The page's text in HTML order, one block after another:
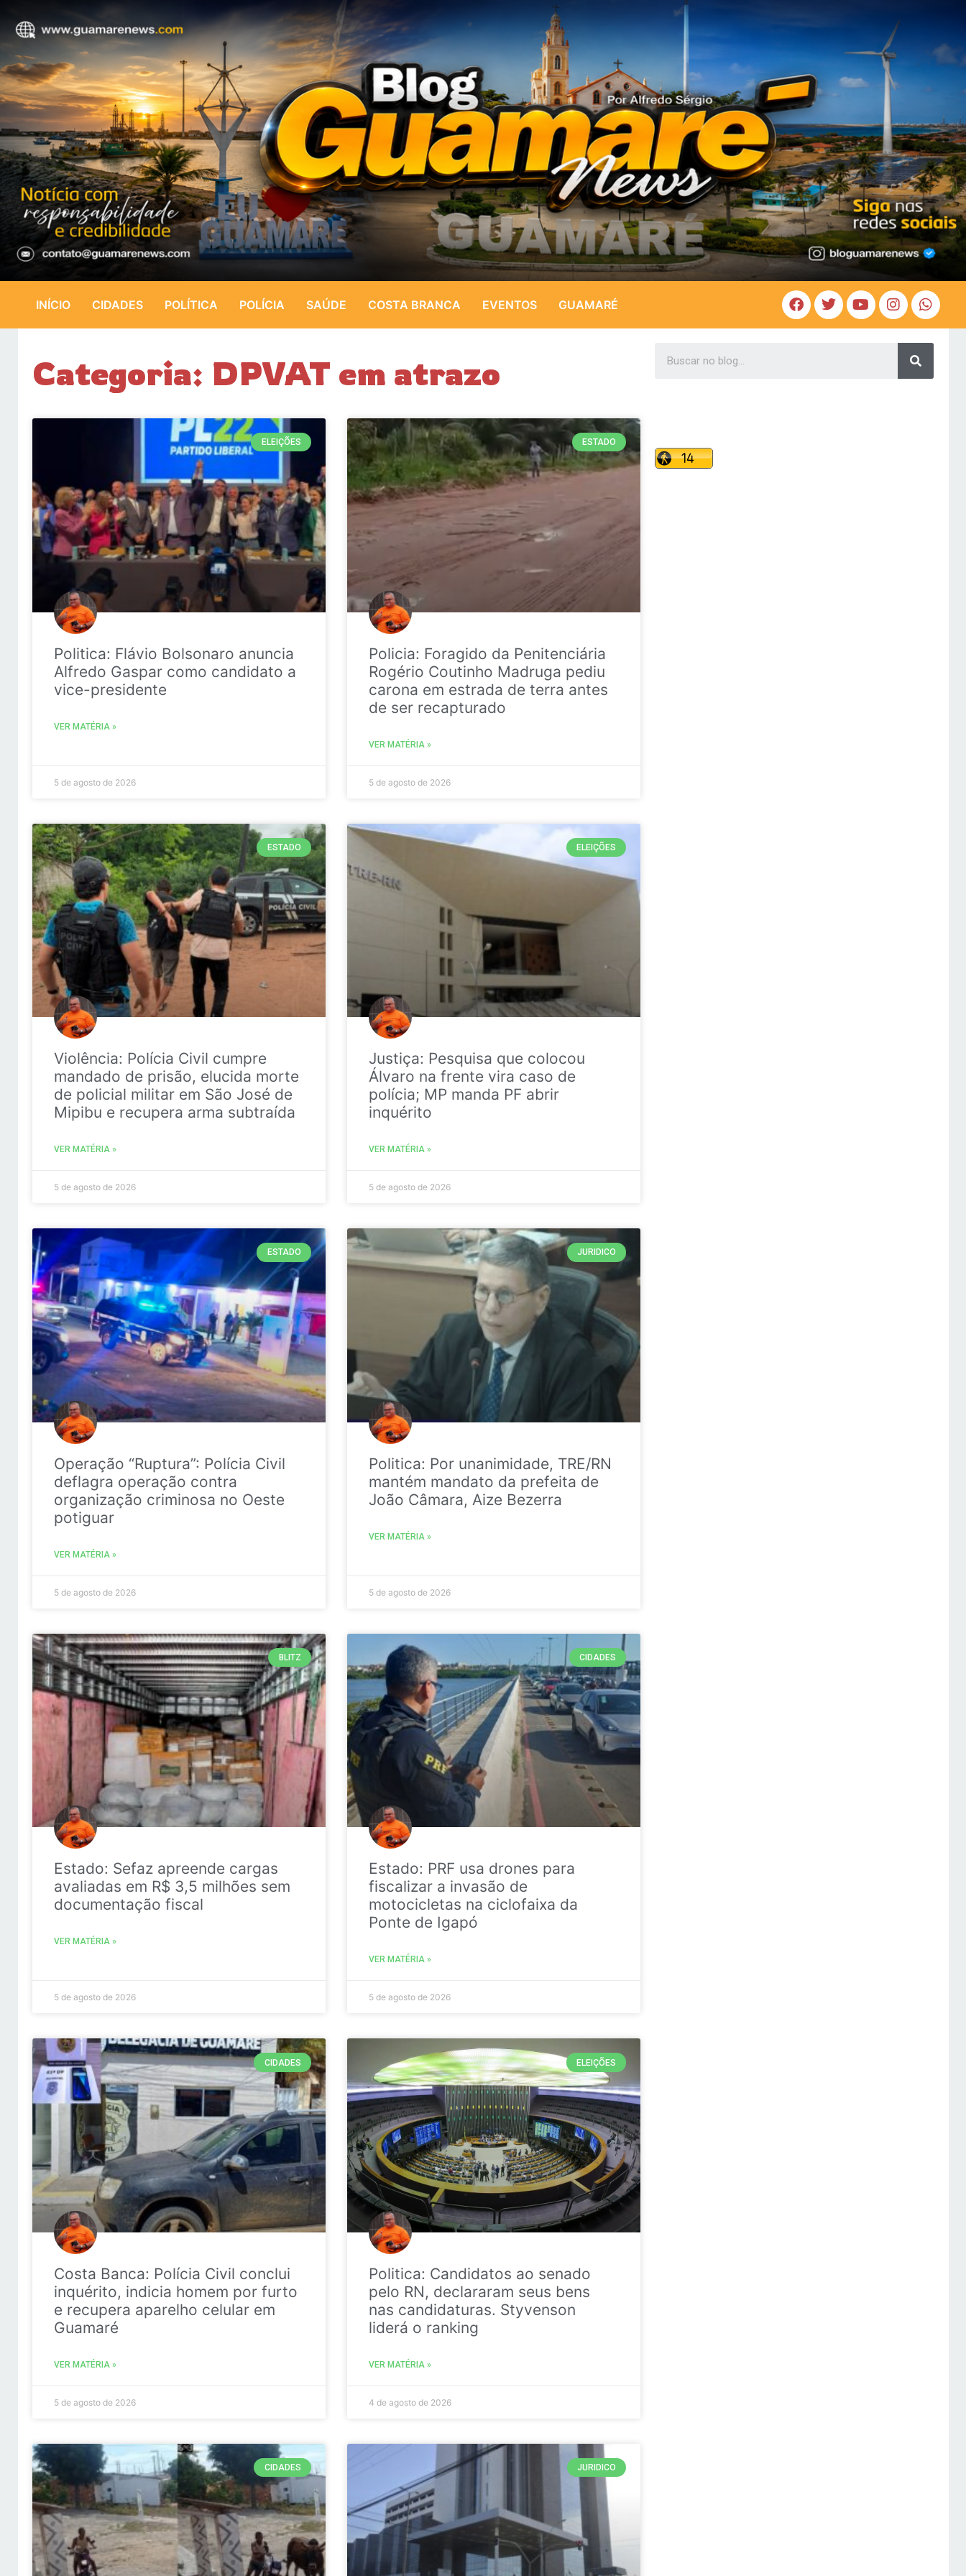
INÍCIO CIDADES POLÍTICA POLÍCIA SAÚDE COSTA BRANCA EVENTOS GUAMARÉ
Categoria: DPVAT em atrazo
ELEIÇÕES
Politica: Flávio Bolsonaro anuncia
Alfredo Gaspar como candidato a
vice-presidente
VER MATÉRIA »
5 de agosto de 2026
ESTADO
Policia: Foragido da Penitenciária
Rogério Coutinho Madruga pediu
carona em estrada de terra antes
de ser recapturado
VER MATÉRIA »
5 de agosto de 2026
ESTADO
Violência: Polícia Civil cumpre
mandado de prisão, elucida morte
de policial militar em São José de
Mipibu e recupera arma subtraída
VER MATÉRIA »
5 de agosto de 2026
ELEIÇÕES
Justiça: Pesquisa que colocou
Álvaro na frente vira caso de
polícia; MP manda PF abrir
inquérito
VER MATÉRIA »
5 de agosto de 2026
ESTADO
Operação “Ruptura”: Polícia Civil
deflagra operação contra
organização criminosa no Oeste
potiguar
VER MATÉRIA »
5 de agosto de 2026
JURIDICO
Politica: Por unanimidade, TRE/RN
mantém mandato da prefeita de
João Câmara, Aize Bezerra
VER MATÉRIA »
5 de agosto de 2026
BLITZ
Estado: Sefaz apreende cargas
avaliadas em R$ 3,5 milhões sem
documentação fiscal
VER MATÉRIA »
5 de agosto de 2026
CIDADES
Estado: PRF usa drones para
fiscalizar a invasão de
motocicletas na ciclofaixa da
Ponte de Igapó
VER MATÉRIA »
5 de agosto de 2026
CIDADES
Costa Banca: Polícia Civil conclui
inquérito, indicia homem por furto
e recupera aparelho celular em
Guamaré
VER MATÉRIA »
5 de agosto de 2026
ELEIÇÕES
Politica: Candidatos ao senado
pelo RN, declararam seus bens
nas candidaturas. Styvenson
liderá o ranking
VER MATÉRIA »
4 de agosto de 2026
CIDADES JURIDICO